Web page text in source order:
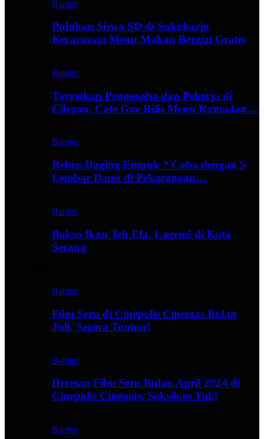
Banten
Puluhan Siswa SD di Sukoharjo
Keracunan Menu Makan Bergizi Gratis
Banten
Targetkan Pengusaha dan Pekerja di
Cilegon, Cafe Gue Rilis Menu Ramadan…
Banten
Rebus Daging Empuk ? Coba dengan 5
Lembar Daun di Pekarangan…
Banten
Bakso Ikan Teh Efa, Lagend di Kota
Serang
Banten
Film Seru di Cinépolis Cinemas Bulan
Juli, Segera Tonton!
Banten
Deretan Film Seru Bulan April 2024 di
Cinepolis Cinemas, Saksikan Yuk!
Banten